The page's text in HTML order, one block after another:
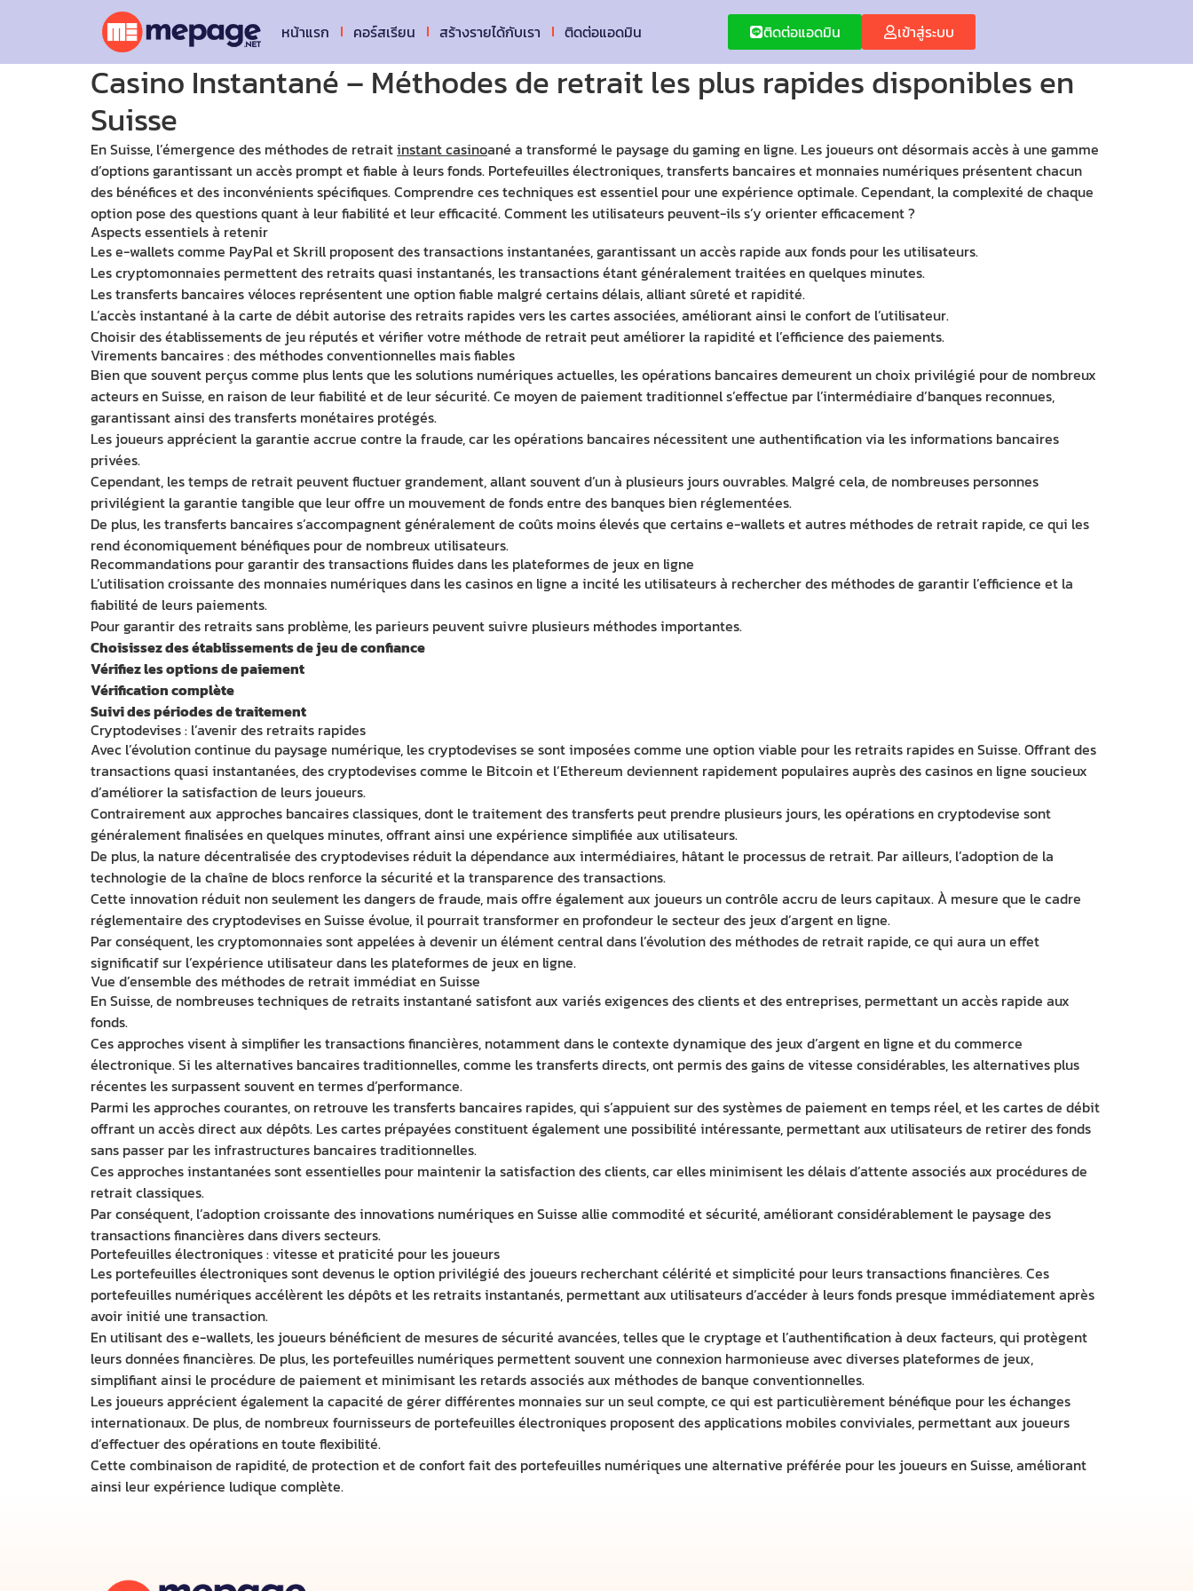
หน้าแรก คอร์สเรียน สร้างรายได้กับเรา ติดต่อแอดมิน ติดต่อแอดมิน เข้าสู่ระบบ
Casino Instantané – Méthodes de retrait les plus rapides disponibles en
Suisse
En Suisse, l’émergence des méthodes de retraitinstant casinoané a transformé le paysage du gaming en ligne. Les joueurs ont désormais accès à une gamme
d’options garantissant un accès prompt et fiable à leurs fonds. Portefeuilles électroniques, transferts bancaires et monnaies numériques présentent chacun
des bénéfices et des inconvénients spécifiques. Comprendre ces techniques est essentiel pour une expérience optimale. Cependant, la complexité de chaque
option pose des questions quant à leur fiabilité et leur efficacité. Comment les utilisateurs peuvent-ils s’y orienter efficacement ?
Aspects essentiels à retenir
Les e-wallets comme PayPal et Skrill proposent des transactions instantanées, garantissant un accès rapide aux fonds pour les utilisateurs.
Les cryptomonnaies permettent des retraits quasi instantanés, les transactions étant généralement traitées en quelques minutes.
Les transferts bancaires véloces représentent une option fiable malgré certains délais, alliant sûreté et rapidité.
L’accès instantané à la carte de débit autorise des retraits rapides vers les cartes associées, améliorant ainsi le confort de l’utilisateur.
Choisir des établissements de jeu réputés et vérifier votre méthode de retrait peut améliorer la rapidité et l’efficience des paiements.
Virements bancaires : des méthodes conventionnelles mais fiables
Bien que souvent perçus comme plus lents que les solutions numériques actuelles, les opérations bancaires demeurent un choix privilégié pour de nombreux
acteurs en Suisse, en raison de leur fiabilité et de leur sécurité. Ce moyen de paiement traditionnel s’effectue par l’intermédiaire d’banques reconnues,
garantissant ainsi des transferts monétaires protégés.
Les joueurs apprécient la garantie accrue contre la fraude, car les opérations bancaires nécessitent une authentification via les informations bancaires
privées.
Cependant, les temps de retrait peuvent fluctuer grandement, allant souvent d’un à plusieurs jours ouvrables. Malgré cela, de nombreuses personnes
privilégient la garantie tangible que leur offre un mouvement de fonds entre des banques bien réglementées.
De plus, les transferts bancaires s’accompagnent généralement de coûts moins élevés que certains e-wallets et autres méthodes de retrait rapide, ce qui les
rend économiquement bénéfiques pour de nombreux utilisateurs.
Recommandations pour garantir des transactions fluides dans les plateformes de jeux en ligne
L’utilisation croissante des monnaies numériques dans les casinos en ligne a incité les utilisateurs à rechercher des méthodes de garantir l’efficience et la
fiabilité de leurs paiements.
Pour garantir des retraits sans problème, les parieurs peuvent suivre plusieurs méthodes importantes.
Choisissez des établissements de jeu de confiance
Vérifiez les options de paiement
Vérification complète
Suivi des périodes de traitement
Cryptodevises : l’avenir des retraits rapides
Avec l’évolution continue du paysage numérique, les cryptodevises se sont imposées comme une option viable pour les retraits rapides en Suisse. Offrant des
transactions quasi instantanées, des cryptodevises comme le Bitcoin et l’Ethereum deviennent rapidement populaires auprès des casinos en ligne soucieux
d’améliorer la satisfaction de leurs joueurs.
Contrairement aux approches bancaires classiques, dont le traitement des transferts peut prendre plusieurs jours, les opérations en cryptodevise sont
généralement finalisées en quelques minutes, offrant ainsi une expérience simplifiée aux utilisateurs.
De plus, la nature décentralisée des cryptodevises réduit la dépendance aux intermédiaires, hâtant le processus de retrait. Par ailleurs, l’adoption de la
technologie de la chaîne de blocs renforce la sécurité et la transparence des transactions.
Cette innovation réduit non seulement les dangers de fraude, mais offre également aux joueurs un contrôle accru de leurs capitaux. À mesure que le cadre
réglementaire des cryptodevises en Suisse évolue, il pourrait transformer en profondeur le secteur des jeux d’argent en ligne.
Par conséquent, les cryptomonnaies sont appelées à devenir un élément central dans l’évolution des méthodes de retrait rapide, ce qui aura un effet
significatif sur l’expérience utilisateur dans les plateformes de jeux en ligne.
Vue d’ensemble des méthodes de retrait immédiat en Suisse
En Suisse, de nombreuses techniques de retraits instantané satisfont aux variés exigences des clients et des entreprises, permettant un accès rapide aux
fonds.
Ces approches visent à simplifier les transactions financières, notamment dans le contexte dynamique des jeux d’argent en ligne et du commerce
électronique. Si les alternatives bancaires traditionnelles, comme les transferts directs, ont permis des gains de vitesse considérables, les alternatives plus
récentes les surpassent souvent en termes d’performance.
Parmi les approches courantes, on retrouve les transferts bancaires rapides, qui s’appuient sur des systèmes de paiement en temps réel, et les cartes de débit
offrant un accès direct aux dépôts. Les cartes prépayées constituent également une possibilité intéressante, permettant aux utilisateurs de retirer des fonds
sans passer par les infrastructures bancaires traditionnelles.
Ces approches instantanées sont essentielles pour maintenir la satisfaction des clients, car elles minimisent les délais d’attente associés aux procédures de
retrait classiques.
Par conséquent, l’adoption croissante des innovations numériques en Suisse allie commodité et sécurité, améliorant considérablement le paysage des
transactions financières dans divers secteurs.
Portefeuilles électroniques : vitesse et praticité pour les joueurs
Les portefeuilles électroniques sont devenus le option privilégié des joueurs recherchant célérité et simplicité pour leurs transactions financières. Ces
portefeuilles numériques accélèrent les dépôts et les retraits instantanés, permettant aux utilisateurs d’accéder à leurs fonds presque immédiatement après
avoir initié une transaction.
En utilisant des e-wallets, les joueurs bénéficient de mesures de sécurité avancées, telles que le cryptage et l’authentification à deux facteurs, qui protègent
leurs données financières. De plus, les portefeuilles numériques permettent souvent une connexion harmonieuse avec diverses plateformes de jeux,
simplifiant ainsi le procédure de paiement et minimisant les retards associés aux méthodes de banque conventionnelles.
Les joueurs apprécient également la capacité de gérer différentes monnaies sur un seul compte, ce qui est particulièrement bénéfique pour les échanges
internationaux. De plus, de nombreux fournisseurs de portefeuilles électroniques proposent des applications mobiles conviviales, permettant aux joueurs
d’effectuer des opérations en toute flexibilité.
Cette combinaison de rapidité, de protection et de confort fait des portefeuilles numériques une alternative préférée pour les joueurs en Suisse, améliorant
ainsi leur expérience ludique complète.